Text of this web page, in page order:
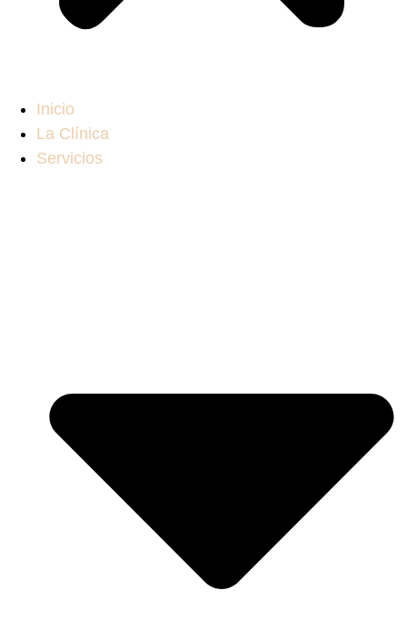
Inicio
La Clínica
Servicios